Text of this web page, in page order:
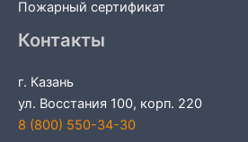
Пожарный сертификат
Контакты
г. Казань
ул. Восстания 100, корп. 220
8 (800) 550-34-30